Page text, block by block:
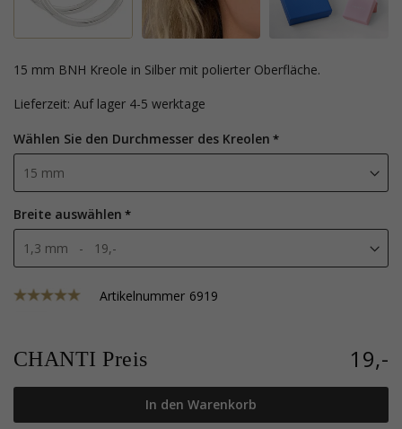
15 mm BNH Kreole in Silber mit polierter Oberfläche.
Lieferzeit: Auf lager 4-5 werktage
Wählen Sie den Durchmesser des Kreolen
Breite auswählen
Artikelnummer 6919
CHANTI Preis 19,-
In den Warenkorb